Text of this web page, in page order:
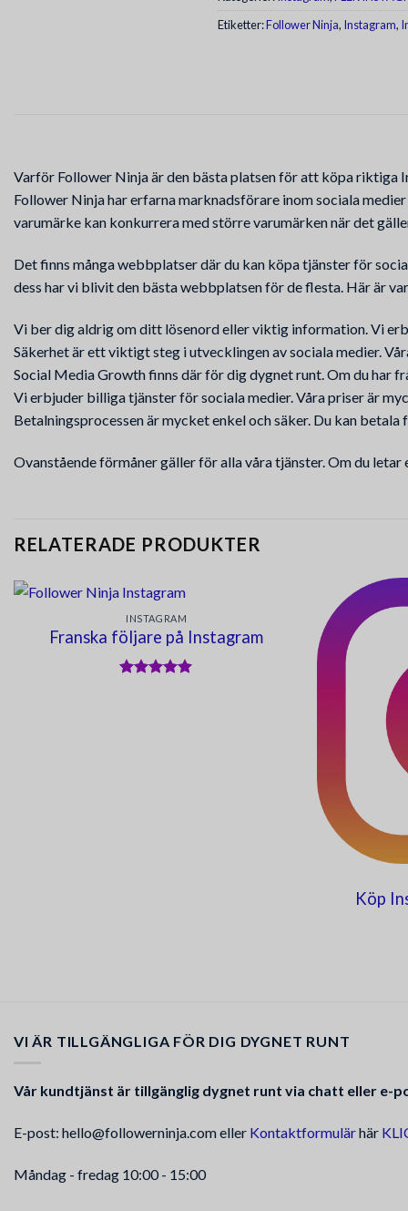
Etiketter:Follower Ninja, Instagram,
Varför Follower Ninja är den bästa platsen för att köpa riktiga
Follower Ninja har erfarna marknadsförare inom sociala
varumärke kan konkurrera med större varumärken när det
Det finns många webbplatser där du kan köpa tjänster för
dess har vi blivit den bästa webbplatsen för de flesta. Här är
Vi ber dig aldrig om ditt lösenord eller viktig information. Vi
Säkerhet är ett viktigt steg i utvecklingen av sociala medier.
Social Media Growth finns där för dig dygnet runt. Om du har
Vi erbjuder billiga tjänster för sociala medier. Våra priser är
Betalningsprocessen är mycket enkel och säker. Du kan
Ovanstående förmåner gäller för alla våra tjänster. Om du
RELATERADE PRODUKTER
INSTAGRAM
Franska följare på Instagram
Köp
VI ÄR TILLGÄNGLIGA FÖR DIG DYGNET RUNT
Vår kundtjänst är tillgänglig dygnet runt via chatt eller e-
E-post: hello@followerninja.com eller Kontaktformulärhär
Måndag - fredag 10:00 - 15:00